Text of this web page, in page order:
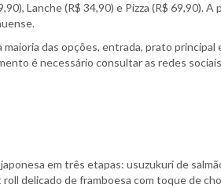
Lanche (R$ 34,90) e Pizza (R$ 69,90).
das opções, entrada, prato
é necessário consultar as redes
em três etapas: usuzukuri de
delicado de framboesa com toque de